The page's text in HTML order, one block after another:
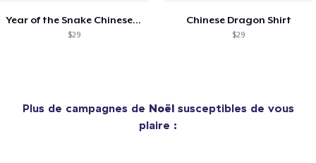
Year of the Snake Chinese New Year
$29
Chinese Dragon Shirt
$29
Plus de campagnes de Noëlsusceptibles de vous
plaire :